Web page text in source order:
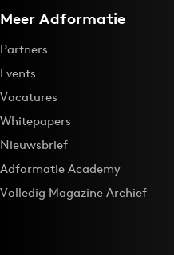
Meer Adformatie
Partners
Events
Vacatures
Whitepapers
Nieuwsbrief
Adformatie Academy
Volledig Magazine Archief